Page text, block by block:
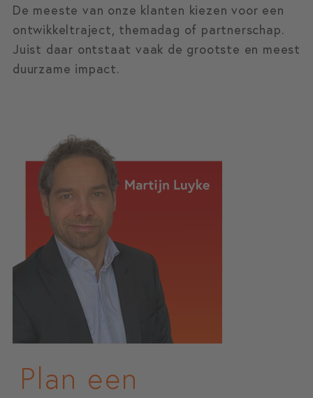
De meeste van onze klanten kiezen voor een
ontwikkeltraject, themadag of partnerschap.
Juist daar ontstaat vaak de grootste en meest
duurzame impact.
Plan een